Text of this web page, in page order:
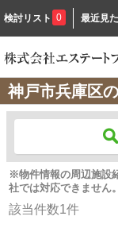
検討リスト 0 最近見
神戸市兵庫区
※物件情報の周辺施設
社では対応できません。
該当件数1件